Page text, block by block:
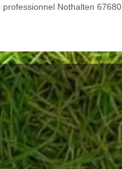
Nothalten 67680